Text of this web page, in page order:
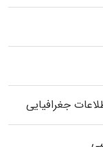
جغرافیایی